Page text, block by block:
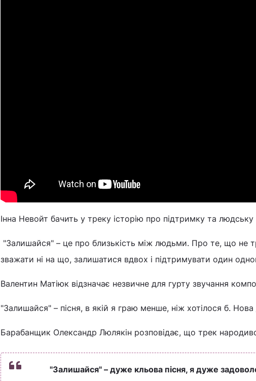
Інна Невойт бачить у треку історію про підтримку та людську
"Залишайся" – це про близькість між людьми. Про те, що не
зважати ні на що, залишатися вдвох і підтримувати один
Валентин Матіюк відзначає незвичне для гурту звучання
"Залишайся" – пісня, в якій я граю менше, ніж хотілося б. Нова
Барабанщик Олександр Люлякін розповідає, що трек
"Залишайся" – дуже кльова пісня, я дуже